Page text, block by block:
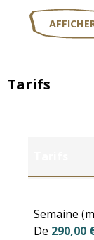
Tarifs
Semaine
De 290,00